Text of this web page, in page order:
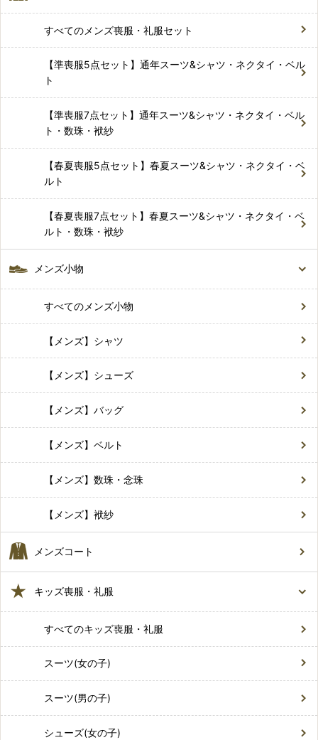
すべてのメンズ喪服・礼服セット
【準喪服5点セット】通年スーツ&シャツ・ネクタイ・ベル
ト
【準喪服7点セット】通年スーツ&シャツ・ネクタイ・ベル
ト・数珠・袱紗
【春夏喪服5点セット】春夏スーツ&シャツ・ネクタイ・ベ
ルト
【春夏喪服7点セット】春夏スーツ&シャツ・ネクタイ・ベ
ルト・数珠・袱紗
メンズ小物
すべてのメンズ小物
【メンズ】シャツ
【メンズ】シューズ
【メンズ】バッグ
【メンズ】ベルト
【メンズ】数珠・念珠
【メンズ】袱紗
メンズコート
キッズ喪服・礼服
すべてのキッズ喪服・礼服
スーツ(女の子)
スーツ(男の子)
シューズ(女の子)